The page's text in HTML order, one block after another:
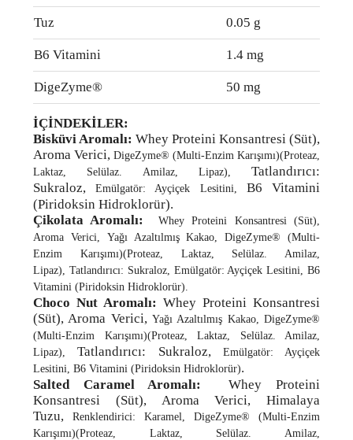
Tuz 0.05 g
B6 Vitamini 1.4 mg
DigeZyme® 50 mg
İÇİNDEKİLER:
Bisküvi Aromalı: Whey Proteini Konsantresi (Süt),
Aroma Verici, DigeZyme® (Multi-Enzim Karışımı)(Proteaz,
Laktaz, Selülaz. Amilaz, Lipaz), Tatlandırıcı:
Sukraloz,Emülgatör: Ayçiçek Lesitini, B6 Vitamini
(Piridoksin Hidroklorür).
Çikolata Aromalı:
Whey Proteini Konsantresi (Süt),
Aroma Verici, Yağı Azaltılmış Kakao,DigeZyme® (Multi-
Enzim Karışımı)(Proteaz, Laktaz, Selülaz. Amilaz,
Lipaz), Tatlandırıcı: Sukraloz, Emülgatör: Ayçiçek Lesitini,B6
Vitamini (Piridoksin Hidroklorür).
Choco Nut Aromalı: Whey Proteini Konsantresi
(Süt), Aroma Verici, Yağı Azaltılmış Kakao, DigeZyme®
(Multi-Enzim Karışımı)(Proteaz, Laktaz, Selülaz. Amilaz,
Lipaz),Tatlandırıcı: Sukraloz,
Emülgatör: Ayçiçek
Lesitini, B6 Vitamini (Piridoksin Hidroklorür).
Salted Caramel Aromalı:
Whey Proteini
Konsantresi (Süt), Aroma Verici, Himalaya
Tuzu,
Renklendirici: Karamel,
DigeZyme® (Multi-Enzim
Karışımı)(Proteaz, Laktaz, Selülaz. Amilaz,